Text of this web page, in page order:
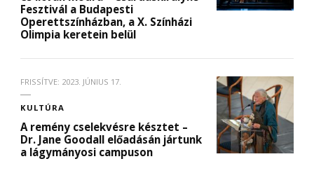
Fesztivál a Budapesti
Operettszínházban, a X. Színházi
Olimpia keretein belül
FRISSÍTVE: 2023. JÚNIUS 17.
KULTÚRA
A remény cselekvésre késztet –
Dr. Jane Goodall előadásán jártunk
a lágymányosi campuson